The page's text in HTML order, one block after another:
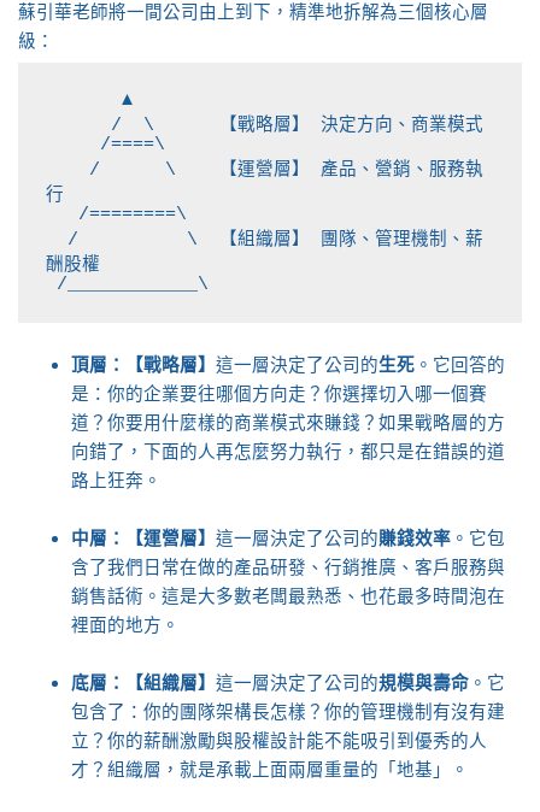
蘇引華老師將一間公司由上到下，精準地拆解為三個核心層
級：
       ▲
行
酬股權
頂層：【戰略層】 這一層決定了公司的生死。它回答的
是：你的企業要往哪個方向走？你選擇切入哪一個賽
道？你要用什麼樣的商業模式來賺錢？如果戰略層的方
向錯了，下面的人再怎麼努力執行，都只是在錯誤的道
路上狂奔。
中層：【運營層】 這一層決定了公司的賺錢效率。它包
含了我們日常在做的產品研發、行銷推廣、客戶服務與
銷售話術。這是大多數老闆最熟悉、也花最多時間泡在
裡面的地方。
底層：【組織層】 這一層決定了公司的規模與壽命。它
包含了：你的團隊架構長怎樣？你的管理機制有沒有建
立？你的薪酬激勵與股權設計能不能吸引到優秀的人
才？組織層，就是承載上面兩層重量的「地基」。